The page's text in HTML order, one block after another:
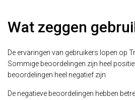
Wat zeggen
De ervaringen van gebruikers lopen op
Sommige beoordelingen zijn heel
beoordelingen heel negatief zijn.
De negatieve beoordelingen hebben